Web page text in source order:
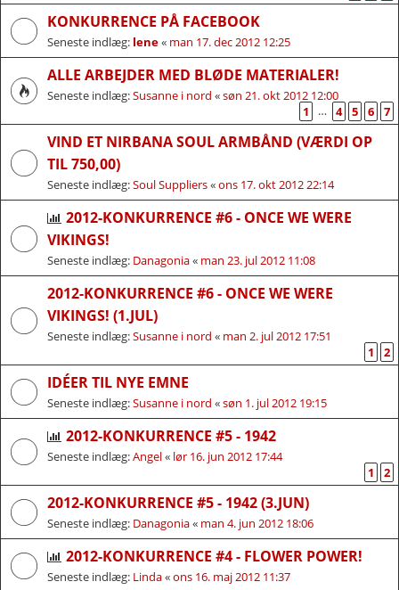
KONKURRENCE PÅ FACEBOOK
Seneste indlæg: lene« man 17. dec 2012 12:25
ALLE ARBEJDER MED BLØDE MATERIALER!
Seneste indlæg:Susanne i nord «søn 21. okt 2012 12:00
1
… 4 5 6 7
VIND ET NIRBANA SOUL ARMBÅND (VÆRDI OP
TIL 750,00)
Seneste indlæg:Soul Suppliers«ons 17. okt 2012 22:14
2012-KONKURRENCE #6 - ONCE WE WERE
VIKINGS!
Seneste indlæg: Danagonia« man 23. jul 2012 11:08
2012-KONKURRENCE #6 - ONCE WE WERE
VIKINGS! (1.JUL)
Seneste indlæg:Susanne i nord « man 2. jul 2012 17:51
1
2
IDÉER TIL NYE EMNE
Seneste indlæg:Susanne i nord «søn 1. jul 2012 19:15
2012-KONKURRENCE #5 - 1942
Seneste indlæg:Angel« lør 16. jun 2012 17:44
1
2
2012-KONKURRENCE #5 - 1942 (3.JUN)
Seneste indlæg: Danagonia« man 4. jun 2012 18:06
2012-KONKURRENCE #4 - FLOWER POWER!
Seneste indlæg: Linda«ons 16. maj 2012 11:37